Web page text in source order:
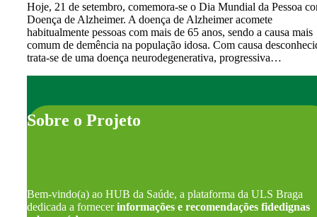
Hoje, 21 de setembro, comemora-se o Dia Mundial da Pessoa
Doença de Alzheimer. A doença de Alzheimer acomete
habitualmente pessoas com mais de 65 anos, sendo a causa mais
comum de demência na população idosa. Com causa
trata-se de uma doença neurodegenerativa, progressiva…
Sobre o Projeto
Bem-vindo(a) ao HUB da Saúde, a plataforma da ULS Braga
dedicada a fornecerinformações e recomendações fidedignas